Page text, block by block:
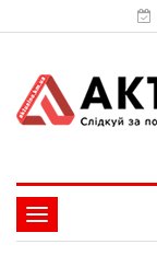
Toggle
navigation